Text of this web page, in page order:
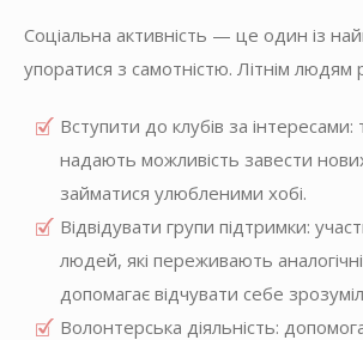
Соціальна активність — це один із
упоратися з самотністю. Літнім людям
Вступити до клубів за інтересами:
надають можливість завести
займатися улюбленими хобі.
Відвідувати групи підтримки:
людей, які переживають
допомагає відчувати себе
Волонтерська діяльність: